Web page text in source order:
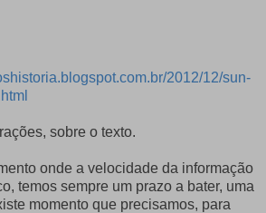
2012/12/sun-
sobre o texto.
onde a velocidade da informação
temos sempre um prazo a bater, uma
momento que precisamos, para